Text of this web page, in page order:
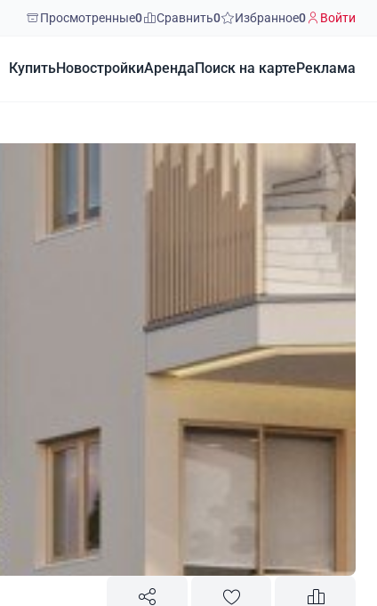
Просмотренные0 Сравнить0 Избранное0 Войти
КупитьНовостройкиАренда Поиск на карте Реклама